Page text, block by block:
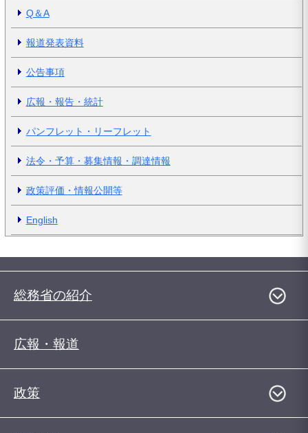
Q＆A
報道発表資料
公告事項
広報・報告・統計
パンフレット・リーフレット
法令・予算・募集情報・調達情報
政策評価・情報公開等
English
総務省の紹介
広報・報道
政策